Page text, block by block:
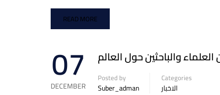
READ MORE
07
DECEMBER
Posted by
Suber_adman
Categories
الاخبار